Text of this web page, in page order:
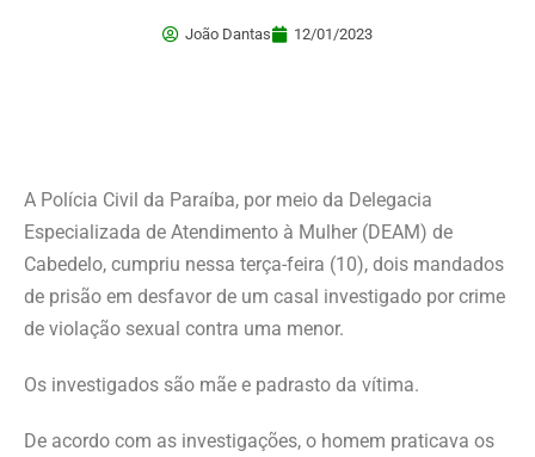
João Dantas 12/01/2023
A Polícia Civil da Paraíba, por meio da Delegacia
Especializada de Atendimento à Mulher (DEAM) de
Cabedelo, cumpriu nessa terça-feira (10), dois mandados
de prisão em desfavor de um casal investigado por crime
de violação sexual contra uma menor.
Os investigados são mãe e padrasto da vítima.
De acordo com as investigações, o homem praticava os